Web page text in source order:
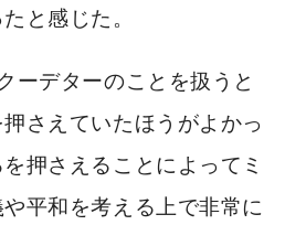
と感じた。
ーデターのことを扱うと
さえていたほうがよかっ
押さえることによってミ
平和を考える上で非常に